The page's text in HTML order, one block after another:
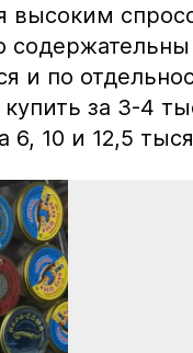
высоким
содержательны
и по
за 3-4
10 и 12,5